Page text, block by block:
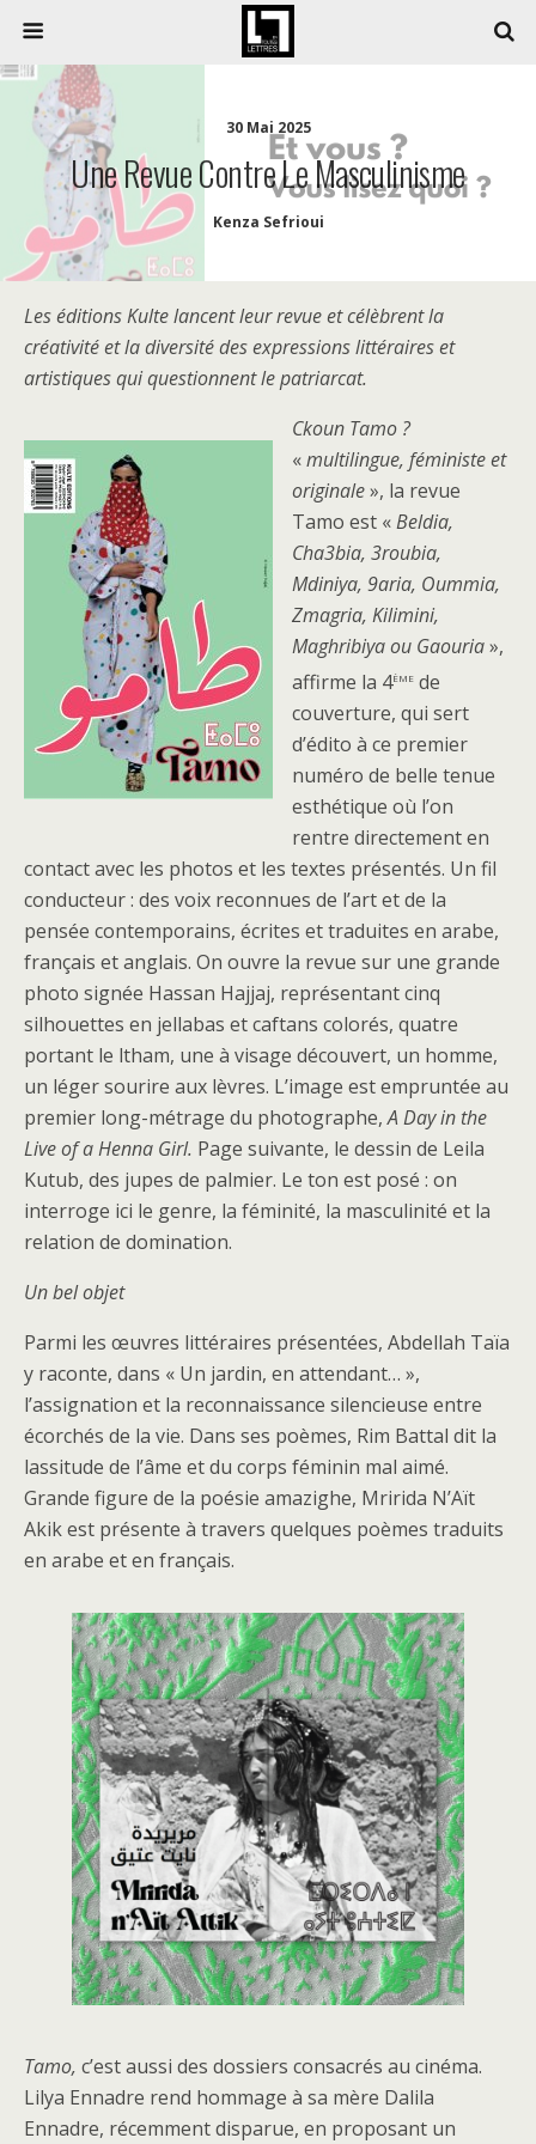
30 Mai 2025
Une Revue Contre Le Masculinisme
Kenza Sefrioui
Les éditions Kulte lancent leur revue et célèbrent la
créativité et la diversité des expressions littéraires et
artistiques qui questionnent le patriarcat.
Ckoun Tamo ?
«multilingue, féministe et
originale», la revue
Tamo est «Beldia,
Cha3bia, 3roubia,
Mdiniya, 9aria, Oummia,
Zmagria, Kilimini,
Maghribiya ou Gaouria»,
affirme la 4ème de
couverture, qui sert
d’édito à ce premier
numéro de belle tenue
esthétique où l’on
rentre directement en
contact avec les photos et les textes présentés. Un fil
conducteur : des voix reconnues de l’art et de la
pensée contemporains, écrites et traduites en arabe,
français et anglais. On ouvre la revue sur une grande
photo signée Hassan Hajjaj, représentant cinq
silhouettes en jellabas et caftans colorés, quatre
portant le ltham, une à visage découvert, un homme,
un léger sourire aux lèvres. L’image est empruntée au
premier long-métrage du photographe,A Day in the
Live of a Henna Girl. Page suivante, le dessin de Leila
Kutub, des jupes de palmier. Le ton est posé : on
interroge ici le genre, la féminité, la masculinité et la
relation de domination.
Un bel objet
Parmi les œuvres littéraires présentées, Abdellah Taïa
y raconte, dans « Un jardin, en attendant… »,
l’assignation et la reconnaissance silencieuse entre
écorchés de la vie. Dans ses poèmes, Rim Battal dit la
lassitude de l’âme et du corps féminin mal aimé.
Grande figure de la poésie amazighe, Mririda N’Aït
Akik est présente à travers quelques poèmes traduits
en arabe et en français.
Tamo, c’est aussi des dossiers consacrés au cinéma.
Lilya Ennadre rend hommage à sa mère Dalila
Ennadre, récemment disparue, en proposant un